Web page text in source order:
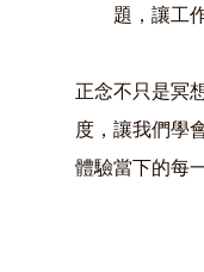
題，讓工
正念不只是冥
度，讓我們學
體驗當下的每一